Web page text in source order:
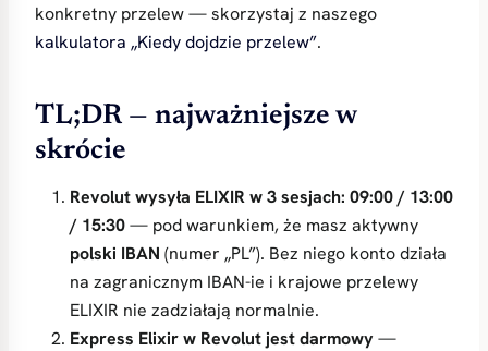
konkretny przelew — skorzystaj z naszego
kalkulatora „Kiedy dojdzie przelew”.
TL;DR — najważniejsze w
skrócie
Revolut wysyła ELIXIR w 3 sesjach: 09:00 / 13:00
/ 15:30— pod warunkiem, że masz aktywny
polski IBAN (numer „PL”). Bez niego konto działa
na zagranicznym IBAN-ie i krajowe przelewy
ELIXIR nie zadziałają normalnie.
Express Elixir w Revolut jest darmowy—